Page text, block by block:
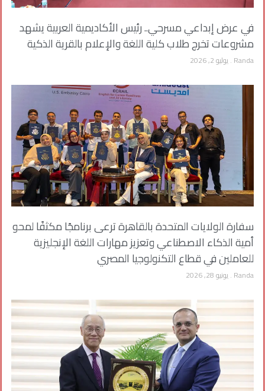
في عرض إبداعي مسرحي.. رئيس الأكاديمية العربية يشهد
مشروعات تخرج طلاب كلية اللغة والإعلام بالقرية الذكية
Randa يوليو 2, 2026
سفارة الولايات المتحدة بالقاهرة ترعى برنامجًا مكثفًا لمحو
أمية الذكاء الاصطناعي وتعزيز مهارات اللغة الإنجليزية
للعاملين في قطاع التكنولوجيا المصري
Randa يونيو 28, 2026